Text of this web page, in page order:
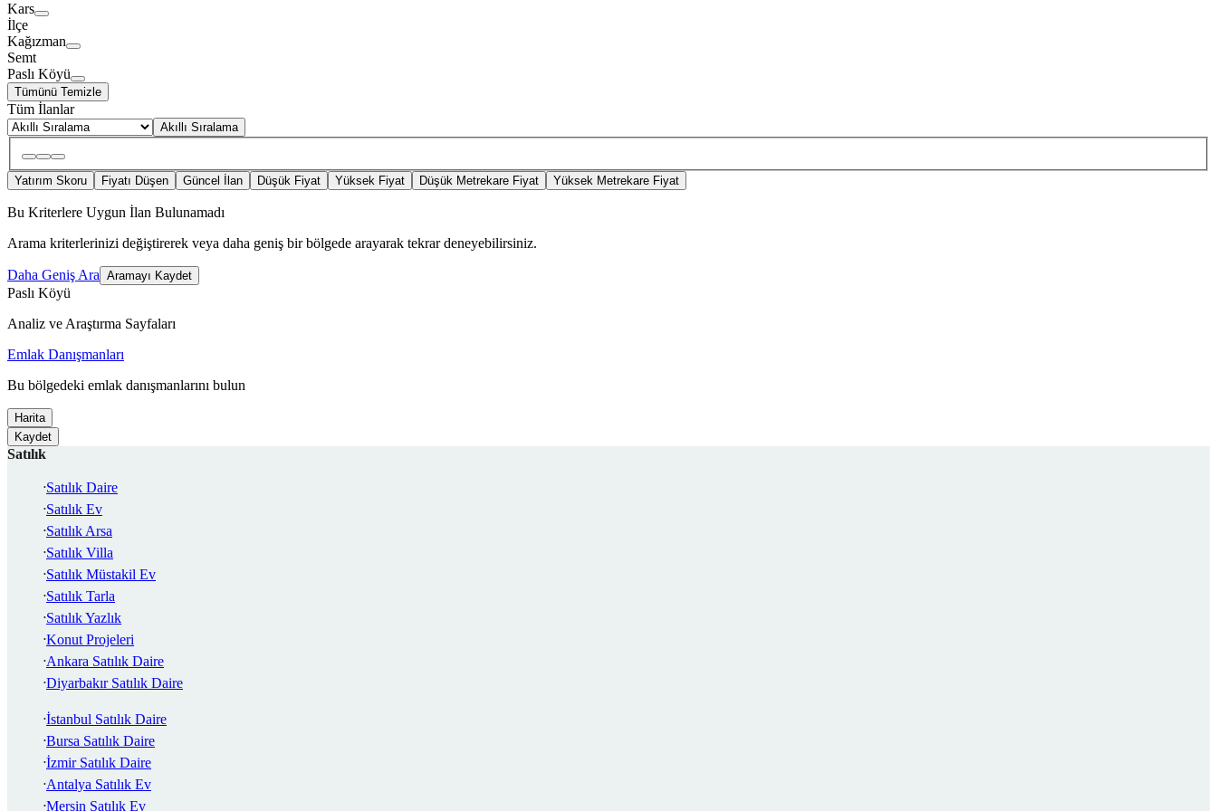
Kars
İlçe
Kağızman
Semt
Paslı Köyü
Tümünü Temizle
Tüm İlanlar
Akıllı Sıralama
Yatırım Skoru Fiyatı Düşen Güncel İlan Düşük Fiyat Yüksek Fiyat Düşük Metrekare Fiyat Yüksek Metrekare Fiyat
Bu Kriterlere Uygun İlan Bulunamadı
Arama kriterlerinizi değiştirerek veya daha geniş bir bölgede arayarak tekrar deneyebilirsiniz.
Daha Geniş Ara Aramayı Kaydet
Paslı Köyü
Analiz ve Araştırma Sayfaları
Emlak Danışmanları
Bu bölgedeki emlak danışmanlarını bulun
Harita
Kaydet
Satılık
Satılık Daire
Satılık Ev
Satılık Arsa
Satılık Villa
Satılık Müstakil Ev
Satılık Tarla
Satılık Yazlık
Konut Projeleri
Ankara Satılık Daire
Diyarbakır Satılık Daire
İstanbul Satılık Daire
Bursa Satılık Daire
İzmir Satılık Daire
Antalya Satılık Ev
Mersin Satılık Ev